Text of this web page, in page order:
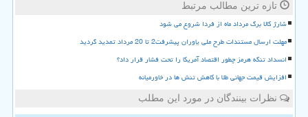
تازه ترین مطالب مرتبط
شارژ کالا برگ مرداد ماه از فردا شروع می شود
مهلت ارسال مستندات طرح ملی یاوران پیشرفت2 تا 20 مرداد تمدید گردید
انسداد تنگه هرمز چطور اقتصاد آمریکا را تحت فشار قرار داد؟
افزایش قیمت جهانی طلا با کاهش تنش ها در خاورمیانه
نظرات بینندگان در مورد این مطلب